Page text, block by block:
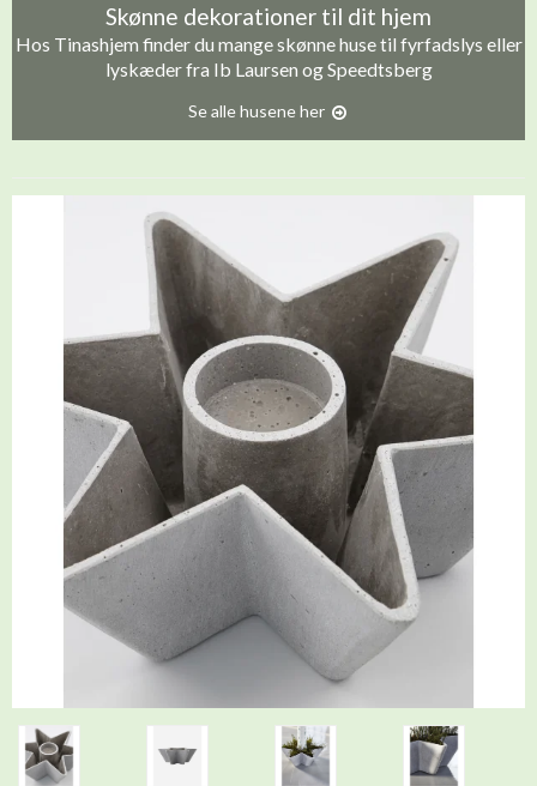
Skønne dekorationer til dit hjem
Hos Tinashjem finder du mange skønne huse til fyrfadslys eller
lyskæder fra Ib Laursen og Speedtsberg
Se alle husene her